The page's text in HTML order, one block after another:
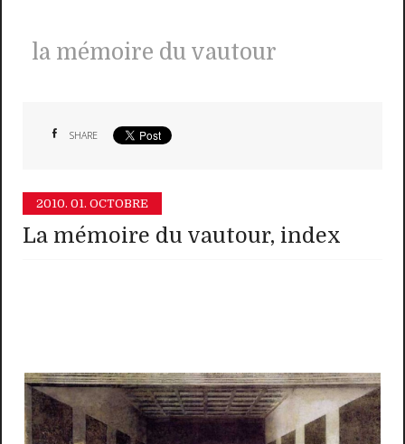
la mémoire du vautour
SHARE
2010. 01. OCTOBRE
La mémoire du vautour, index